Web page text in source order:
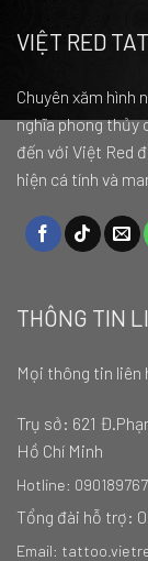
VIỆT RED
Chuyên xăm hình
nghĩa phong thủy
đến với Việt Red
hiện cá tính và
THÔNG TIN
Mọi thông tin liên
Trụ sở: 621
Hồ Chí Minh
Hotline:
Tổng đài hỗ trợ:
Email: